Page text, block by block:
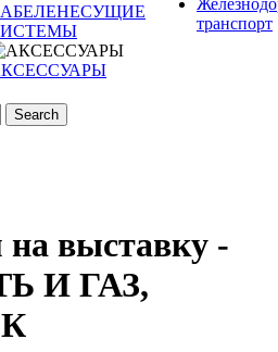
транспорт
Search
выставку -
И ГАЗ,